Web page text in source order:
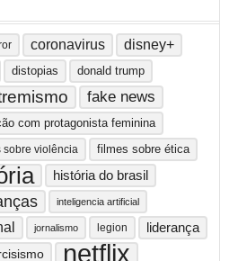
coronavirus disney+
distopias donald trump
fake news
com protagonista feminina
sobre violência filmes sobre ética
história do brasil
inteligencia artificial
jornalismo legion liderança
netflix